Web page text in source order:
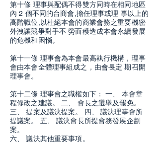
第十條 理事與配偶不得雙方同時在相同地區
內 2 個不同的台商會,擔任理事或理 事以上的
高階職位,以杜絕本會的商業會務之重要機密
外洩讓競爭對手不 勞而穫造成本會永續發展
的危機和困惱。
第十一條 理事會為本會最高執行機構，理事
會由本會全體理事組成之，由會長定 期召開
理事會。
第十二條 理事會之職權如下： 一、 本會章
程修改之建議。 二、 會長之選舉及罷免。
三、 提案及議決提案。 四、 議決理事會所
提議案。 五、 議決會長所提會務發展企劃
案。
六、 議決其他重要事項。